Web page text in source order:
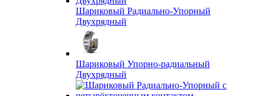
Шариковый Радиально-Упорный
Двухрядный
Шариковый Упорно-радиальный
Двухрядный